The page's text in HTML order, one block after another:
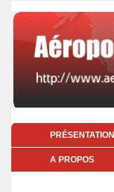
PRÉSENTATION
A PROPOS